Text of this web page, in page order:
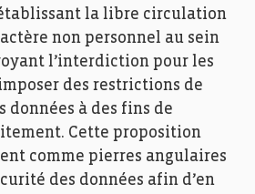
la libre circulation
non personnel au sein
l’interdiction pour les
des restrictions de
données à des fins de
Cette proposition
comme pierres angulaires
des données afin d’en